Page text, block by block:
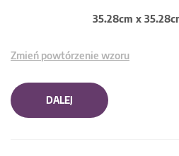
35.28cm x
Zmień powtórzenie wzoru
DALEJ